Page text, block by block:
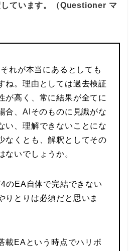
ています。（Questioner マ
れが本当にあるとしても
ね。理由としては過去検証
が高く、常に結果が全てに
合、AIそのものに見識がな
い、理解できないことにな
なくとも、解釈としてその
ないでしょうか。
のEA自体で完結できない
りとりは必須だと思いま
載EAという時点でハリボ